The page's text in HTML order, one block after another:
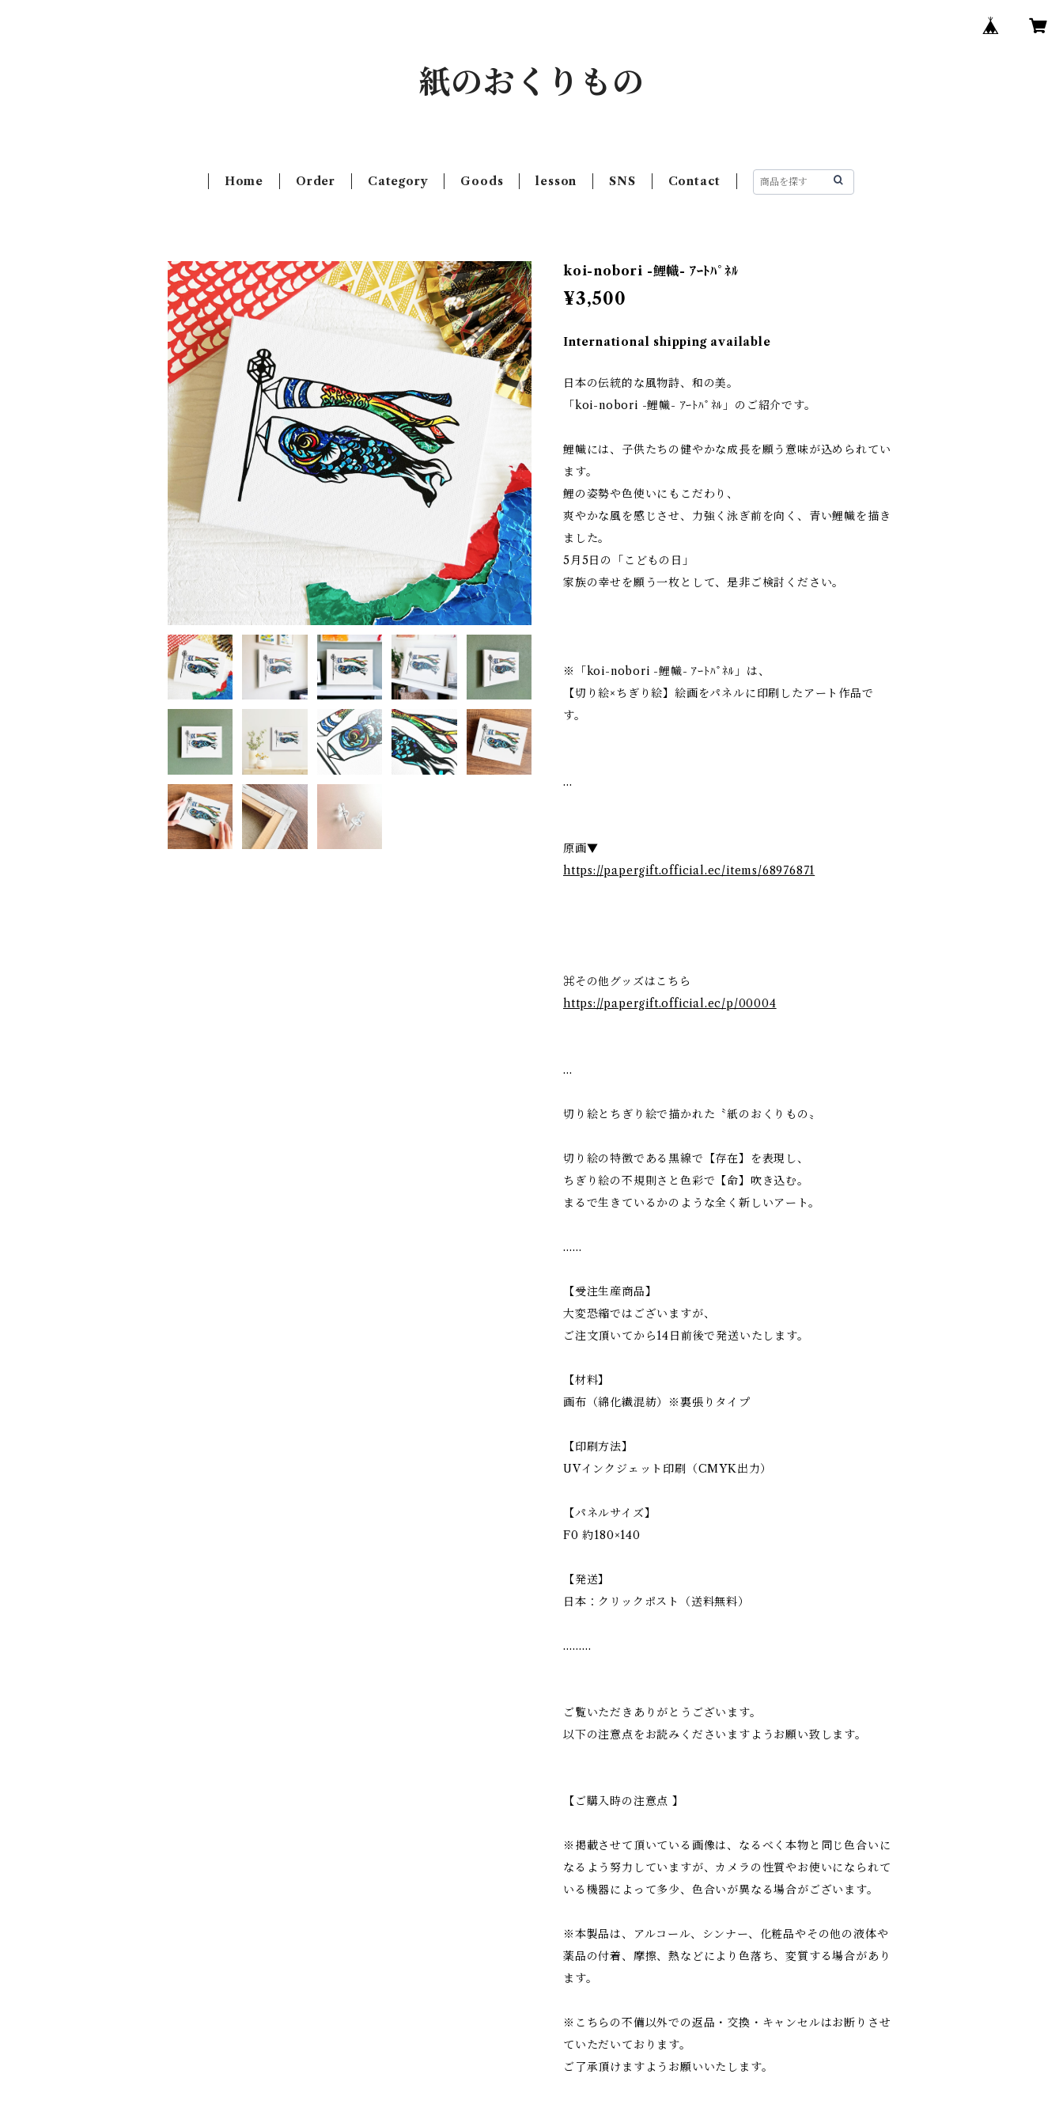
紙のおくりもの
Home Order Category Goods lesson SNS Contact
koi-nobori -鯉幟- ｱｰﾄﾊﾟﾈﾙ
¥3,500
International shipping available
日本の伝統的な風物詩、和の美。
「koi-nobori -鯉幟- ｱｰﾄﾊﾟﾈﾙ」のご紹介です。
鯉幟には、子供たちの健やかな成長を願う意味が込められてい
ます。
鯉の姿勢や色使いにもこだわり、
爽やかな風を感じさせ、力強く泳ぎ前を向く、青い鯉幟を描き
ました。
5月5日の「こどもの日」
家族の幸せを願う一枚として、是非ご検討ください。
※「koi-nobori -鯉幟- ｱｰﾄﾊﾟﾈﾙ」は、
【切り絵×ちぎり絵】絵画をパネルに印刷したアート作品で
す。
…
原画▼
https://papergift.official.ec/items/68976871
⌘その他グッズはこちら
https://papergift.official.ec/p/00004
…
切り絵とちぎり絵で描かれた〝紙のおくりもの〟
切り絵の特徴である黒線で【存在】を表現し、
ちぎり絵の不規則さと色彩で【命】吹き込む。
まるで生きているかのような全く新しいアート。
……
【受注生産商品】
大変恐縮ではございますが、
ご注文頂いてから14日前後で発送いたします。
【材料】
画布（綿化繊混紡）※裏張りタイプ
【印刷方法】
UVインクジェット印刷（CMYK出力）
【パネルサイズ】
F0 約180×140
【発送】
日本：クリックポスト（送料無料）
………
ご覧いただきありがとうございます。
以下の注意点をお読みくださいますようお願い致します。
【ご購入時の注意点 】
※掲載させて頂いている画像は、なるべく本物と同じ色合いに
なるよう努力していますが、カメラの性質やお使いになられて
いる機器によって多少、色合いが異なる場合がございます。
※本製品は、アルコール、シンナー、化粧品やその他の液体や
薬品の付着、摩擦、熱などにより色落ち、変質する場合があり
ます。
※こちらの不備以外での返品・交換・キャンセルはお断りさせ
ていただいております。
ご了承頂けますようお願いいたします。